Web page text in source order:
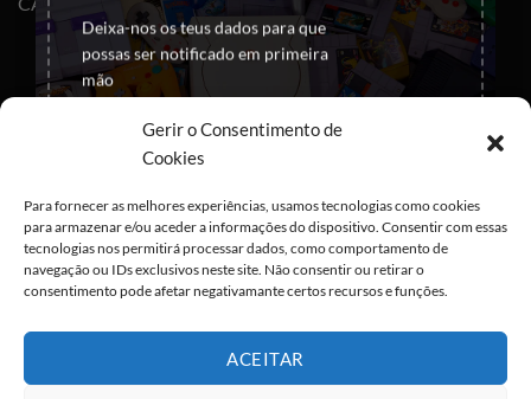
Deixa-nos os teus dados para que
possas ser notificado em primeira
mão
Eu concordo com o armazenamento dos
meus dados de acordo com asPolíticas de
Privacidade
Gerir o Consentimento de
Cookies
Para fornecer as melhores experiências, usamos tecnologias como cookies
para armazenar e/ou aceder a informações do dispositivo. Consentir com essas
tecnologias nos permitirá processar dados, como comportamento de
navegação ou IDs exclusivos neste site. Não consentir ou retirar o
consentimento pode afetar negativamante certos recursos e funções.
ACEITAR